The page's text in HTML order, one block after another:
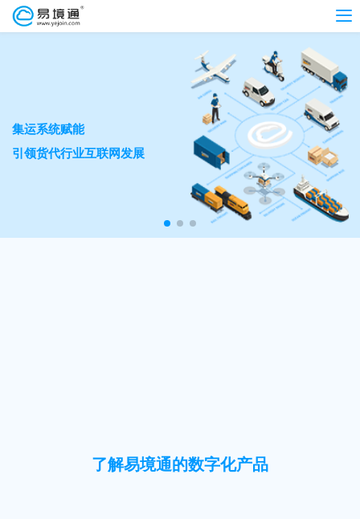
集运系统赋能
引领货代行业互联网发展
了解易境通的数字化产品